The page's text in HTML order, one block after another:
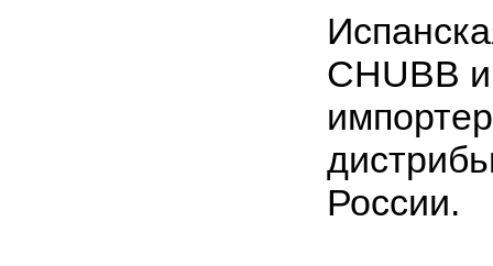
CHUBB
России.